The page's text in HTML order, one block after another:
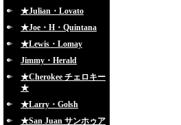
★Julian・Lovato
★Joe・H・Quintana
★Lewis・Lomay
Jimmy・Herald
★Cherokee チェロキー
★
★Larry・Golsh
★San Juan サンホゥア